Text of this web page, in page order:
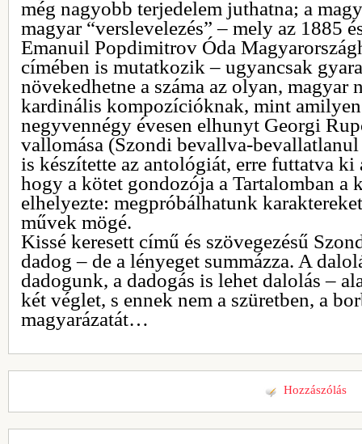
még nagyobb terjedelem juthatna; a
magyar “verslevelezés” – mely az 1885
Emanuil Popdimitrov Óda
címében is mutatkozik – ugyancsak
növekedhetne a száma az olyan, magyar
kardinális kompozícióknak, mint
negyvennégy évesen elhunyt Georgi
vallomása (Szondi bevallva-bevallatlanul
is készítette az antológiát, erre futtatva
hogy a kötet gondozója a Tartalomban a
elhelyezte: megpróbálhatunk
művek mögé.
Kissé keresett című és szövegezésű
dadog – de a lényeget summázza. A
dadogunk, a dadogás is lehet dalolás –
két véglet, s ennek nem a szüretben, a
magyarázatát…
Hozzászólás